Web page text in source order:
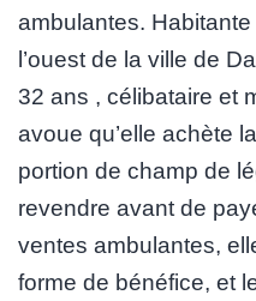
ambulantes.
l’ouest de la ville de
32 ans , célibataire et
avoue qu’elle achète
portion de champ de
revendre avant de
ventes ambulantes,
forme de bénéfice, et